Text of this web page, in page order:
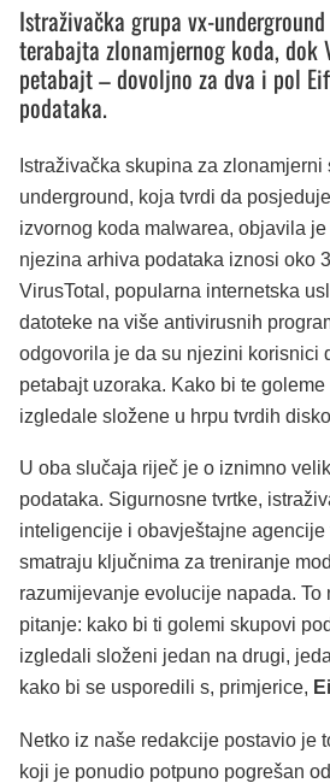
Istraživačka grupa vx-
terabajta zlonamjernog koda, dok
petabajt – dovoljno za dva i pol
podataka.
Istraživačka skupina za zlonamjerni
underground, koja tvrdi da
izvornog koda malwarea, objavila
njezina arhiva podataka iznosi oko
VirusTotal, popularna internetska
datoteke na više antivirusnih
odgovorila je da su njezini korisnici
petabajt uzoraka. Kako bi te
izgledale složene u hrpu tvrdih
U oba slučaja riječ je o iznimno
podataka. Sigurnosne tvrtke,
inteligencije i obavještajne
smatraju ključnima za treniranje
razumijevanje evolucije napada. To
pitanje: kako bi ti golemi skupovi
izgledali složeni jedan na drugi,
kako bi se usporedili s, primjerice,
Netko iz naše redakcije postavio je
koji je ponudio potpuno pogrešan